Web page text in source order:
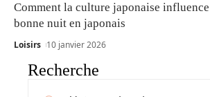
Comment la culture japonaise
bonne nuit en japonais
Loisirs 10 janvier 2026
Recherche